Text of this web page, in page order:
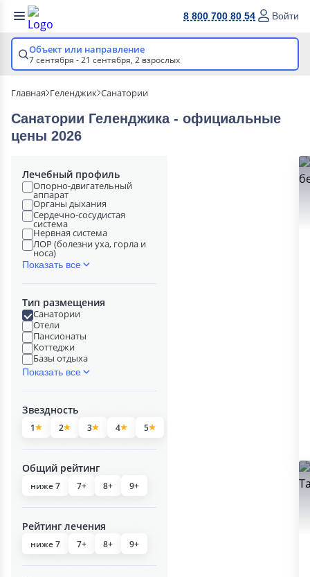
8 800 700 80 54 Войти
Объект или направление
7 сентября - 21 сентября, 2 взрослых
Главная Геленджик Санатории
Санатории Геленджика - официальные
цены 2026
Лечебный профиль
Опорно-двигательный
аппарат
Органы дыхания
Сердечно-сосудистая
система
Нервная система
ЛОР (болезни уха, горла и
носа)
Показать все
Тип размещения
Санатории
Отели
Пансионаты
Коттеджи
Базы отдыха
Показать все
Звездность
1 2 3 4 5
Общий рейтинг
ниже 7 7+ 8+ 9+
Рейтинг лечения
ниже 7 7+ 8+ 9+